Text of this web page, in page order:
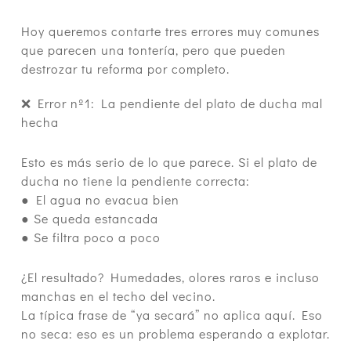
Hoy queremos contarte tres errores muy comunes
que parecen una tontería, pero que pueden
destrozar tu reforma por completo.
❌ Error nº1: La pendiente del plato de ducha mal
hecha
Esto es más serio de lo que parece. Si el plato de
ducha no tiene la pendiente correcta:
● El agua no evacua bien
● Se queda estancada
● Se filtra poco a poco
¿El resultado? Humedades, olores raros e incluso
manchas en el techo del vecino.
La típica frase de “ya secará” no aplica aquí. Eso
no seca: eso es un problema esperando a explotar.